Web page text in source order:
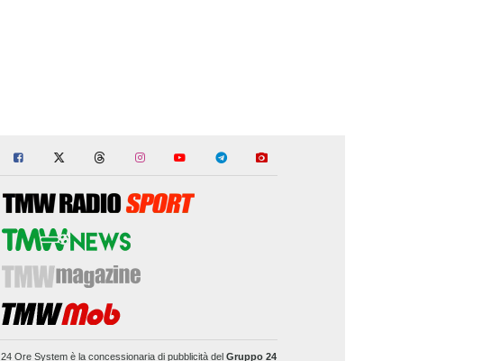
24 Ore Systemè la concessionaria di pubblicità del Gruppo 24